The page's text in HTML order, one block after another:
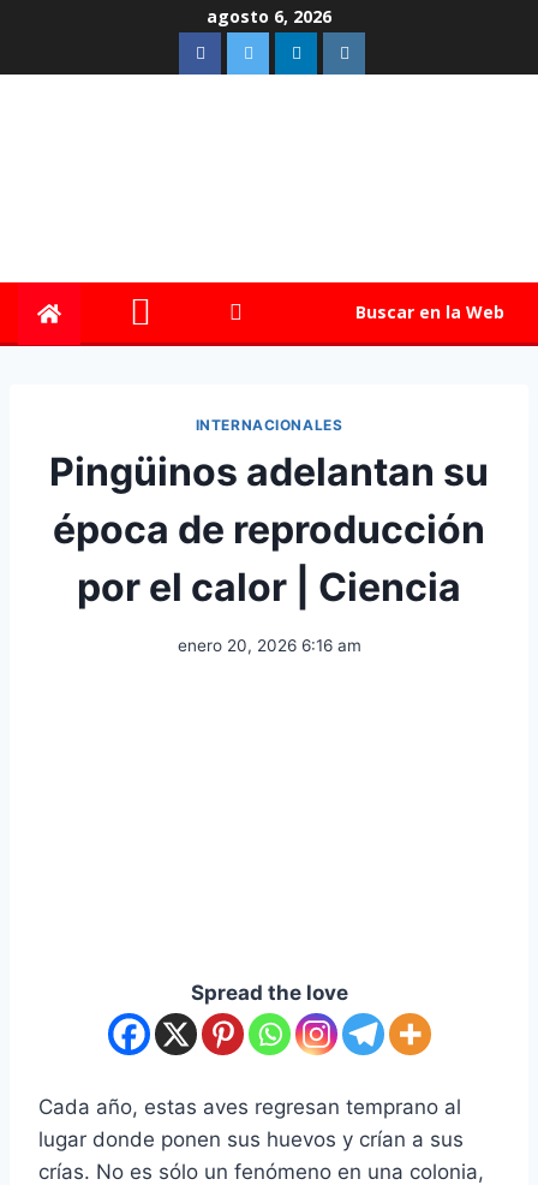
agosto 6, 2026
Buscar en la Web
INTERNACIONALES
Pingüinos adelantan su
época de reproducción
por el calor | Ciencia
enero 20, 2026 6:16 am
Spread the love
Cada año, estas aves regresan temprano al
lugar donde ponen sus huevos y crían a sus
crías. No es sólo un fenómeno en una colonia,